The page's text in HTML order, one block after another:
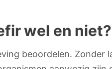
wel en niet?
beoordelen. Zonder